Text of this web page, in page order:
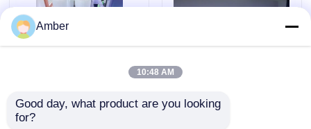
뉴스
인용문을 요구하세요
XYM 오염 방지 고 염분
성 막 요소
XYM 오염 방지 고 염분
Amber
10:48 AM
Good day, what product are you looking
for?